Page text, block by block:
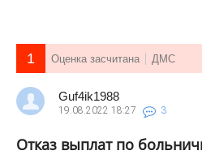
1 Оценка засчитана ДМС
Guf4ik1988
19.08.2022 18:27 3
Отказ выплат по